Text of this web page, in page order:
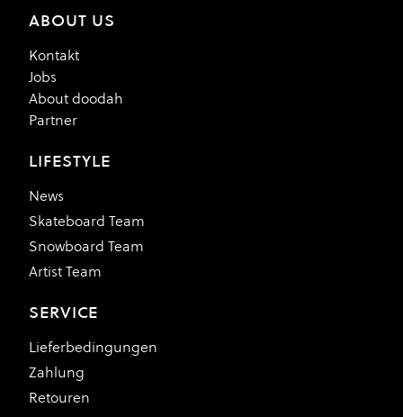
ABOUT US
Kontakt
Jobs
About doodah
Partner
LIFESTYLE
News
Skateboard Team
Snowboard Team
Artist Team
SERVICE
Lieferbedingungen
Zahlung
Retouren